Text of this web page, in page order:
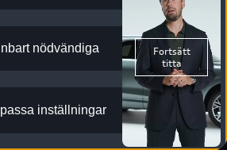
Återförsäljare
om dataläcka
nödvändiga
inställningar